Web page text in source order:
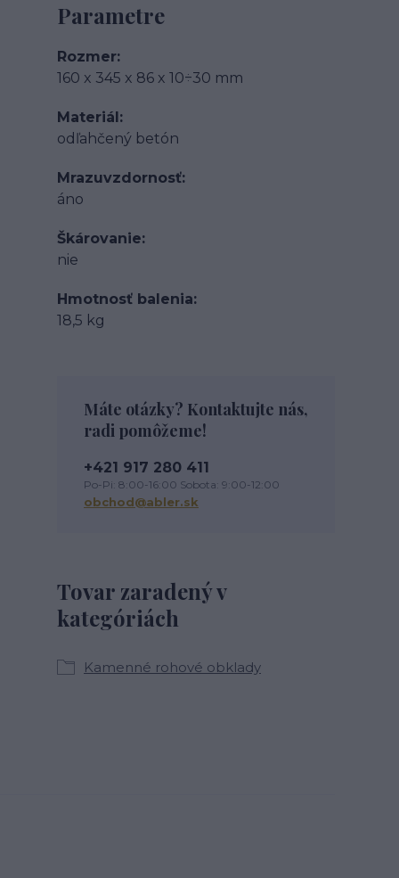
Parametre
Rozmer
160 x 345 x 86 x 10÷30 mm
Materiál
odľahčený betón
Mrazuvzdornosť
áno
Škárovanie
nie
Hmotnosť balenia
18,5 kg
Tovar zaradený v
kategóriách
Kamenné rohové obklady
Máte otázky? Kontaktujte nás,
radi pomôžeme!
+421 917 280 411
Po-Pi: 8:00-16:00 Sobota: 9:00-12:00
obchod@abler.sk